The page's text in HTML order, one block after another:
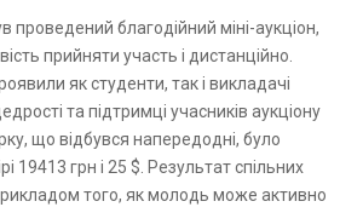
проведений благодійний міні-аукціон,
прийняти участь і дистанційно.
як студенти, так і викладачі
та підтримці учасників аукціону
що відбувся напередодні, було
19413 грн і 25 $. Результат спільних
того, як молодь може активно